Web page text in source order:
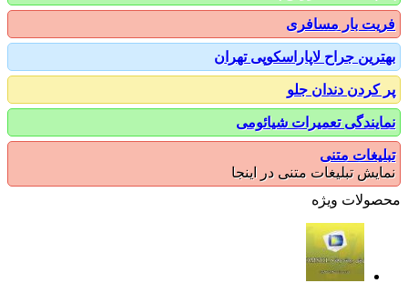
بار مسافری
جراح لاپاراسکوپی تهران
دندان جلو
تعمیرات شیائومی
متنی
تبلیغات متنی در اینجا
ویژه